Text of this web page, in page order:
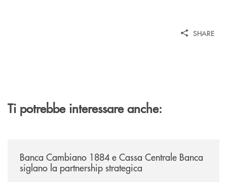
SHARE
Ti potrebbe interessare anche:
Banca Cambiano 1884 e Cassa Centrale Banca
siglano la partnership strategica